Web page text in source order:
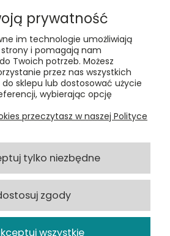
VINYL TAMKA
Warszawa
prywatność
im technologie umożliwiają
i pomagają nam
Twoich potrzeb. Możesz
przez nas wszystkich
sklepu lub dostosować użycie
wybierając opcję
przeczytasz w naszej Polityce
tylko niezbędne
zgody
wszystkie